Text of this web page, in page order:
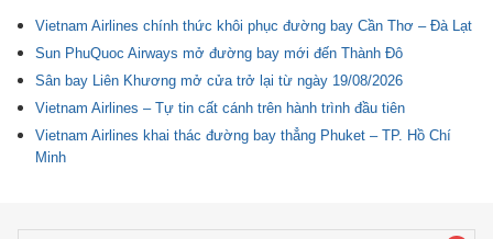
Vietnam Airlines chính thức khôi phục đường bay Cần Thơ – Đà Lạt
Sun PhuQuoc Airways mở đường bay mới đến Thành Đô
Sân bay Liên Khương mở cửa trở lại từ ngày 19/08/2026
Vietnam Airlines – Tự tin cất cánh trên hành trình đầu tiên
Vietnam Airlines khai thác đường bay thẳng Phuket – TP. Hồ Chí
Minh